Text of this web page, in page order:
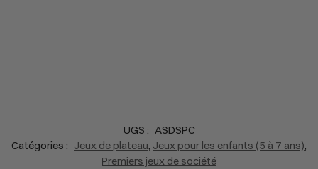
UGS : ASDSPC
Catégories : Jeux de plateau, Jeux pour les enfants (5 à 7 ans),
Premiers jeux de société